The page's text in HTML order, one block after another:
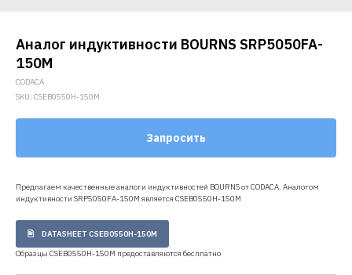
Аналог индуктивности BOURNS SRP5050FA-
150M
CODACA
SKU: CSEB0550H-150M
Запросить
Предлагаем качественные аналоги индуктивностей BOURNS от CODACA. Аналогом
индуктивности SRP5050FA-150M является CSEB0550H-150M
DATASHEET CSEB0550H-150M
Образцы CSEB0550H-150M предоставляются бесплатно